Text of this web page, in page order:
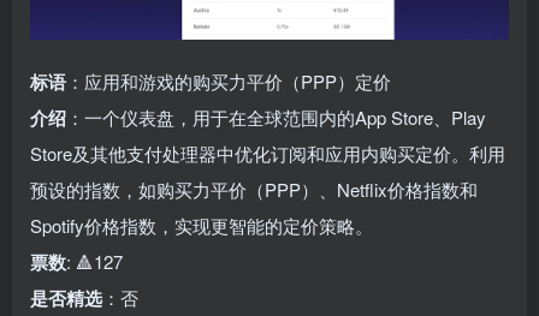
标语 ：应用和游戏的购买力平价（PPP）定价
介绍 ：一个仪表盘，用于在全球范围内的App Store、Play
Store及其他支付处理器中优化订阅和应用内购买定价。利用
预设的指数，如购买力平价（PPP）、Netflix价格指数和
Spotify价格指数，实现更智能的定价策略。
票数: 🔺127
是否精选 ：否